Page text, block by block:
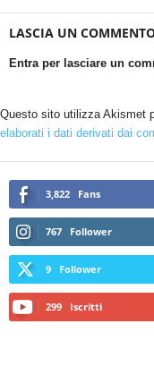
LASCIA UN
Entra per lasciare un
Questo sito utilizza Akismet
elaborati i dati derivati dai
3,822 Fans
767 Follower
9 Follower
299 Iscritti